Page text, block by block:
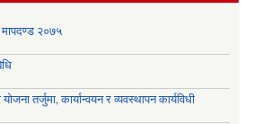
मापदण्ड २०७५
तर्जुमा, कार्यान्वयन र व्यवस्थापन कार्यविधी